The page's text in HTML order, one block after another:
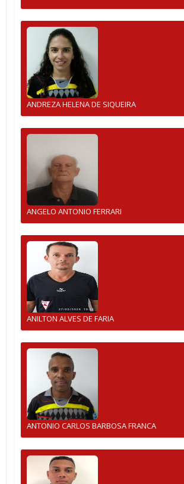
ANDREZA HELENA DE SIQUEIRA
ANGELO ANTONIO FERRARI
ANILTON ALVES DE FARIA
ANTONIO CARLOS BARBOSA FRANCA